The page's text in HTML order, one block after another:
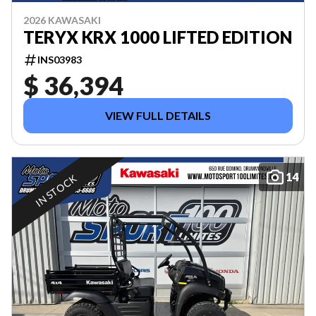
2026 KAWASAKI
TERYX KRX 1000 LIFTED EDITION
INS03983
$ 36,394
VIEW FULL DETAILS
14
IN STOCK